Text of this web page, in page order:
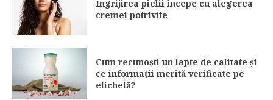
Îngrijirea pielii începe cu alegerea
cremei potrivite
Cum recunoști un lapte de calitate și
ce informații merită verificate pe
etichetă?